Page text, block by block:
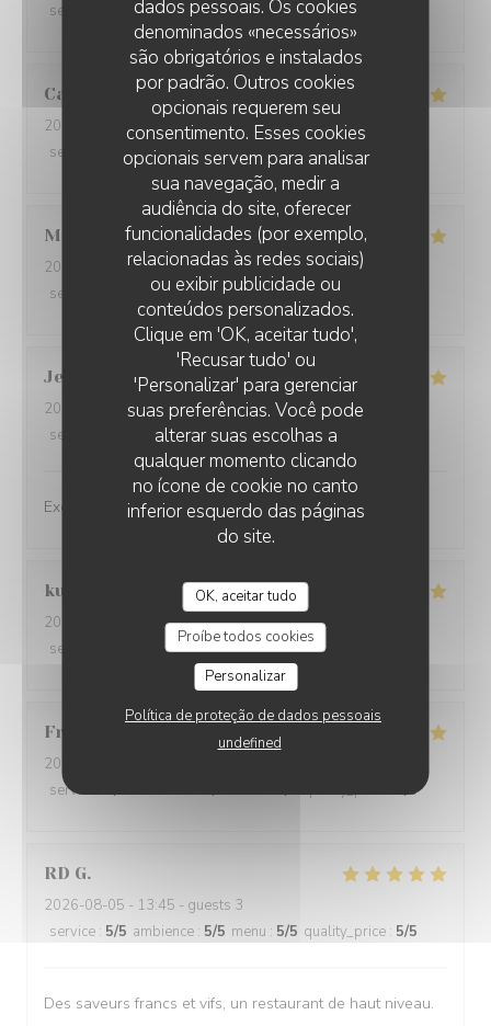
dados pessoais. Os cookies
denominados «necessários»
são obrigatórios e instalados
por padrão. Outros cookies
opcionais requerem seu
consentimento. Esses cookies
opcionais servem para analisar
sua navegação, medir a
audiência do site, oferecer
funcionalidades (por exemplo,
relacionadas às redes sociais)
ou exibir publicidade ou
conteúdos personalizados.
Clique em 'OK, aceitar tudo',
'Recusar tudo' ou
'Personalizar' para gerenciar
suas preferências. Você pode
alterar suas escolhas a
qualquer momento clicando
no ícone de cookie no canto
inferior esquerdo das páginas
do site.
OK, aceitar tudo
Proíbe todos cookies
Personalizar
Política de proteção de dados pessoais
undefined
service
ambience: 4/5 menu :4/5 quality_price
Catherine G
2026-08-06
- 12:30 - guests 3
service
/5 ambience: 5/5 menu :5/5 quality_price
Mag
2026-08-06
- 12:30 - guests 2
service
ambience:5/5 menu:5/5 quality_price
Jean-Yves B
2026-08-05
- 20:00 - guests 2
service
ambience: 5/5 menu:5/5 quality_price
Excellente cuisine, accueil chaleureux et attentif.
kuo-wen
2026-08-05
- 12:00 - guests 2
service
ambience:5/5 menu:5/5 quality_price
Francois
2026-08-05
service:5/5 ambience:5/5 menu:5/5 quality_price:5/5
RD G
2026-08-05 - 13:45 - guests 3
service : 5/5 ambience : 5/5 menu : 5/5 quality_price : 5/5
Des saveurs francs et vifs, un restaurant de haut niveau.